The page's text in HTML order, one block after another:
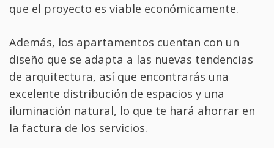
que el proyecto es viable económicamente.
Además, los apartamentos cuentan con un
diseño que se adapta a las nuevas tendencias
de arquitectura, así que encontrarás una
excelente distribución de espacios y una
iluminación natural, lo que te hará ahorrar en
la factura de los servicios.